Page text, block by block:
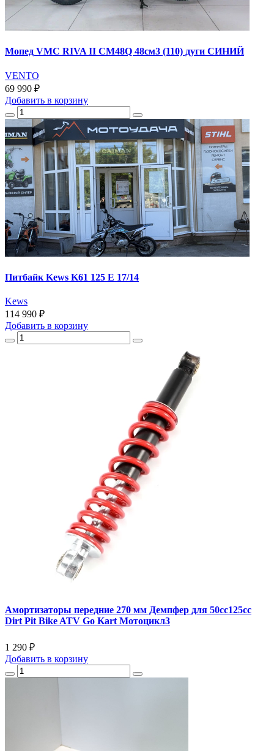
Мопед VMC RIVA II CM48Q 48см3 (110) дуги СИНИЙ
VENTO
69 990 ₽
Добавить в корзину
Питбайк Kews K61 125 E 17/14
Kews
114 990 ₽
Добавить в корзину
Амортизаторы передние 270 мм Демпфер для 50cc125cc
Dirt Pit Bike ATV Go Kart Мотоцикл3
1 290 ₽
Добавить в корзину